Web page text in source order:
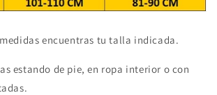
encuentras tu talla indicada.
estando de pie, en ropa interior o con